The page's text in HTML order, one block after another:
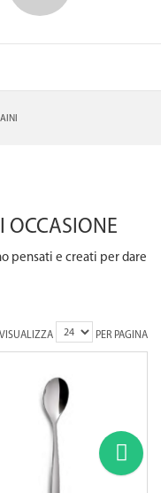
OCCASIONE
pensati e creati per dare
VISUALIZZA PER PAGINA